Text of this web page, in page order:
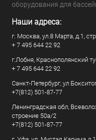
оборудования для
Наши адреса:
г. Москва, ул.8 Марта, д.1,
+ 7 495 644 22 92
г.Лобня, Краснополянский
+ 7 495 644 22 92
Санкт-Петербург, ул
+7(812) 501-87-77
Ленинградская обл,
строение 50а/2
+7(812) 501-87-77